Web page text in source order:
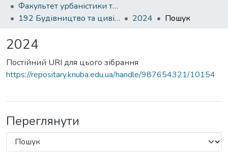
Факультет урбаністики та просторового планування
192 Будівництво та цивільна інженерія. Урбаністика та просторове планування
2024 Пошук
2024
Постійний URI для цього зібрання
https://repositary.knuba.edu.ua/handle/987654321/10154
Переглянути